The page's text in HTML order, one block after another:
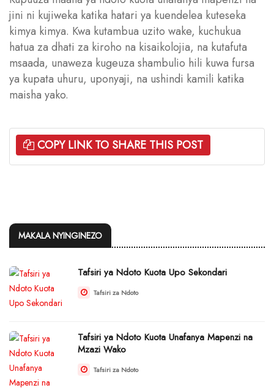
jini ni kujiweka katika hatari ya kuendelea kuteseka
kimya kimya. Kwa kutambua uzito wake, kuchukua
hatua za dhati za kiroho na kisaikolojia, na kutafuta
msaada, unaweza kugeuza shambulio hili kuwa fursa
ya kupata uhuru, uponyaji, na ushindi kamili katika
maisha yako.
COPY LINK TO SHARE THIS POST
MAKALA NYINGINEZO
Tafsiri ya Ndoto Kuota Upo Sekondari
Tafsiri za Ndoto
Tafsiri ya Ndoto Kuota Unafanya Mapenzi na
Mzazi Wako
Tafsiri za Ndoto